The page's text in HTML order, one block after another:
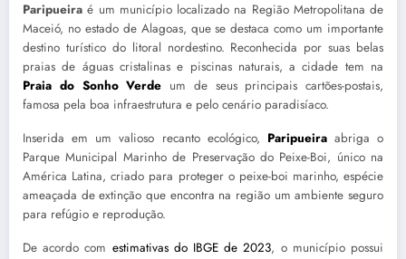
Paripueira é um município localizado na Região Metropolitana de
Maceió, no estado de Alagoas, que se destaca como um importante
destino turístico do litoral nordestino. Reconhecida por suas belas
praias de águas cristalinas e piscinas naturais, a cidade tem na
Praia do Sonho Verde um de seus principais cartões-postais,
famosa pela boa infraestrutura e pelo cenário paradisíaco.
Inserida em um valioso recanto ecológico, Paripueiraabriga o
Parque Municipal Marinho de Preservação do Peixe-Boi, único na
América Latina, criado para proteger o peixe-boi marinho, espécie
ameaçada de extinção que encontra na região um ambiente seguro
para refúgio e reprodução.
De acordo com estimativas do IBGE de 2023, o município possui